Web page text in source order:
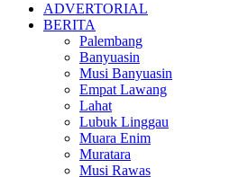
ADVERTORIAL
BERITA
Palembang
Banyuasin
Musi Banyuasin
Empat Lawang
Lahat
Lubuk Linggau
Muara Enim
Muratara
Musi Rawas